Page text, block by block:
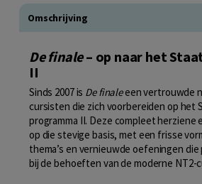
Omschrijving
De finale– op naar het
II
Sinds 2007 is De finaleeen vertrouwde
cursisten die zich voorbereiden op het
programma II. Deze compleet
op die stevige basis, met een frisse
thema’s en vernieuwde oefeningen
bij de behoeften van de moderne NT2-